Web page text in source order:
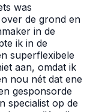
was
de grond en
in de
ik in de
superflexibele
aan, omdat ik
nou nét dat ene
gesponsorde
specialist op de